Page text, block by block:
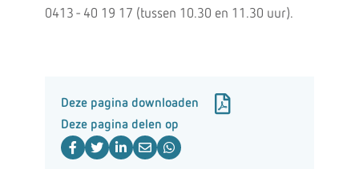
0413 - 40 19 17 (tussen 10.30 en 11.30 uur).
Deze pagina downloaden
Deze pagina delen op